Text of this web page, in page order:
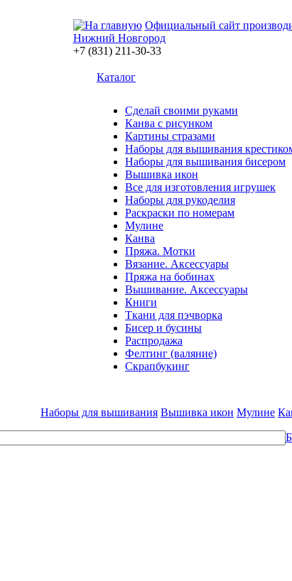
Официальный сайт
Нижний Новгород
+7 (831) 211-30-33
Каталог
Сделай своими руками
Канва с рисунком
Картины стразами
Наборы для вышивания
Наборы для вышивания бисером
Вышивка икон
Все для изготовления игрушек
Наборы для рукоделия
Раскраски по номерам
Мулине
Канва
Пряжа. Мотки
Вязание. Аксессуары
Пряжа на бобинах
Вышивание. Аксессуары
Книги
Ткани для пэчворка
Бисер и бусины
Распродажа
Фелтинг (валяние)
Скрапбукинг
Наборы для вышивания Вышивка икон Мулине